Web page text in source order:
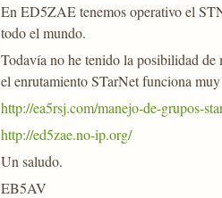
En ED5ZAE tenemos operativo el
todo el mundo.
Todavía no he tenido la posibilidad
el enrutamiento STarNet funciona
http://ea5rsj.com/manejo-de-grupos-
http://ed5zae.no-ip.org/
Un saludo.
EB5AV